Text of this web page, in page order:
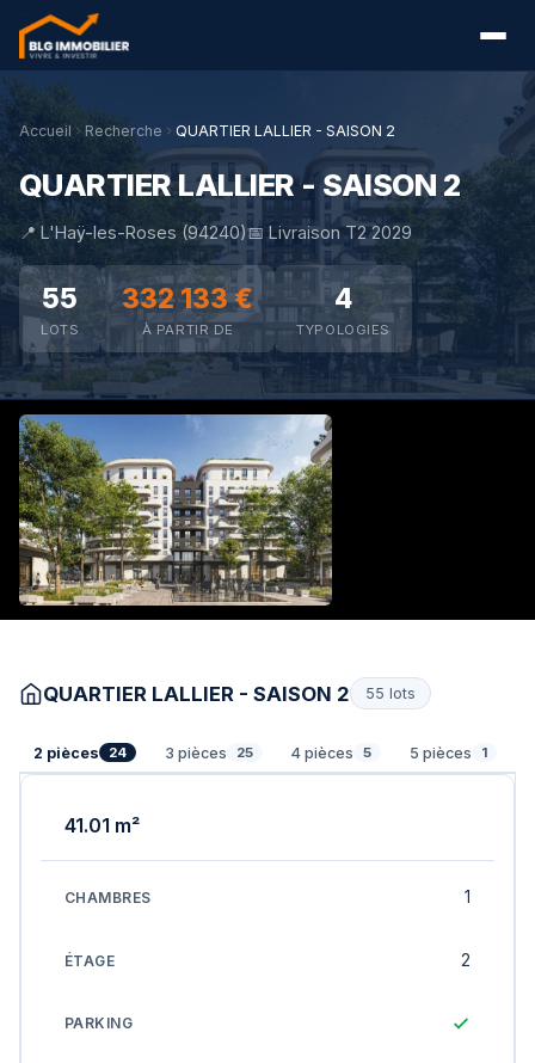
Accueil Recherche QUARTIER LALLIER - SAISON 2
QUARTIER LALLIER - SAISON 2
📍 L'Haÿ-les-Roses (94240)📅 Livraison T2 2029
55
LOTS
332 133 €
À PARTIR DE
4
TYPOLOGIES
QUARTIER LALLIER - SAISON 2 55 lots
2 pièces 24 3 pièces 25 4 pièces 5 5 pièces 1
41.01 m²
1
2